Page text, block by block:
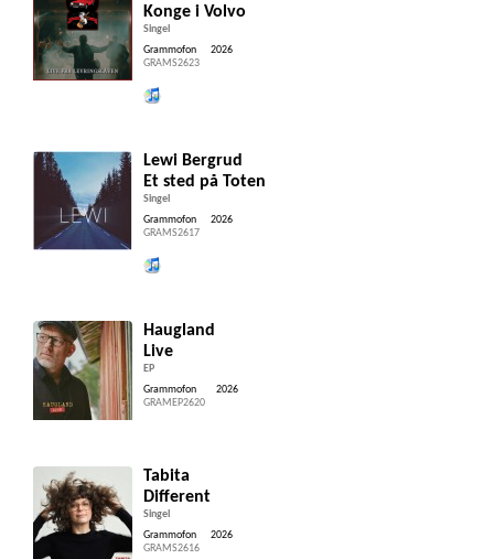
Konge i Volvo
Singel
Grammofon
GRAMS2623
2026
Lewi Bergrud
Et sted på Toten
Singel
Grammofon
GRAMS2617
2026
Haugland
Live
EP
Grammofon
GRAMEP2620
2026
Tabita
Different
Singel
Grammofon
GRAMS2616
2026